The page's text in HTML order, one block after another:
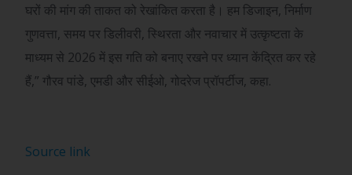
घरों की मांग की ताकत को रेखांकित करता है। हम डिजाइन, निर्माण
गुणवत्ता, समय पर डिलीवरी, स्थिरता और नवाचार में उत्कृष्टता के
माध्यम से 2026 में इस गति को बनाए रखने पर ध्यान केंद्रित कर रहे
हैं,” गौरव पांडे, एमडी और सीईओ, गोदरेज प्रॉपर्टीज, कहा.
Source link